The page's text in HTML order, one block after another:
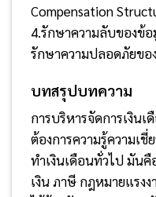
Compensation
4.รักษาความลับของข้
รักษาความปลอดภัยขอ
บทสรุปบทความ
การบริหารจัดการเงิน
ต้องการความรู้ความเ
ทำเงินเดือนทั่วไป มัน
เงิน ภาษี กฎหมายแรง